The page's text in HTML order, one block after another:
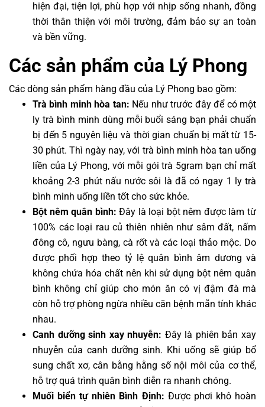
hiện đại, tiện lợi, phù hợp với nhịp sống nhanh, đồng
thời thân thiện với môi trường, đảm bảo sự an toàn
và bền vững.
Các sản phẩm của Lý Phong
Các dòng sản phẩm hàng đầu của Lý Phong bao gồm:
Trà bình minh hòa tan: Nếu như trước đây để có một
ly trà bình minh dùng mỗi buổi sáng bạn phải chuẩn
bị đến 5 nguyên liệu và thời gian chuẩn bị mất từ 15-
30 phút. Thì ngày nay, với trà bình minh hòa tan uống
liền của Lý Phong, với mỗi gói trà 5gram bạn chỉ mất
khoảng 2-3 phút nấu nước sôi là đã có ngay 1 ly trà
bình minh uống liền tốt cho sức khỏe.
Bột nêm quân bình: Đây là loại bột nêm được làm từ
100% các loại rau củ thiên nhiên như sâm đất, nấm
đông cô, ngưu bàng, cà rốt và các loại thảo mộc. Do
được phối hợp theo tỷ lệ quân bình âm dương và
không chứa hóa chất nên khi sử dụng bột nêm quân
bình không chỉ giúp cho món ăn có vị đậm đà mà
còn hỗ trợ phòng ngừa nhiều căn bệnh mãn tính khác
nhau.
Canh dưỡng sinh xay nhuyễn: Đây là phiên bản xay
nhuyễn của canh dưỡng sinh. Khi uống sẽ giúp bổ
sung chất xơ, cân bằng hằng số nội môi của cơ thể,
hỗ trợ quá trình quân bình diễn ra nhanh chóng.
Muối biển tự nhiên Bình Định: Được phơi khô hoàn